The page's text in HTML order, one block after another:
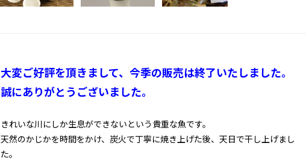
大変ご好評を頂きまして、今季の販売は終了いたしました。
誠にありがとうございました。
きれいな川にしか生息ができないという貴重な魚です。
天然のかじかを時間をかけ、炭火で丁寧に焼き上げた後、天日で干し上げまし
た。